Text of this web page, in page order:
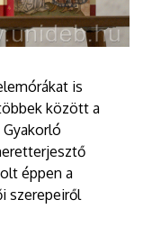
is
között a
éppen a
szerepeiről